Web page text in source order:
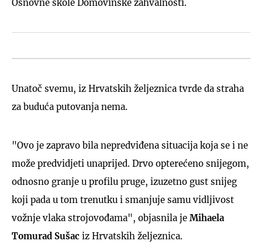
Osnovne škole Domovinske zahvalnosti.
Unatoč svemu, iz Hrvatskih željeznica tvrde da straha
za buduća putovanja nema.
"Ovo je zapravo bila nepredviđena situacija koja se i ne
može predvidjeti unaprijed. Drvo opterećeno snijegom,
odnosno granje u profilu pruge, izuzetno gust snijeg
koji pada u tom trenutku i smanjuje samu vidljivost
vožnje vlaka strojovođama", objasnila je Mihaela
Tomurad Sušac iz Hrvatskih željeznica.